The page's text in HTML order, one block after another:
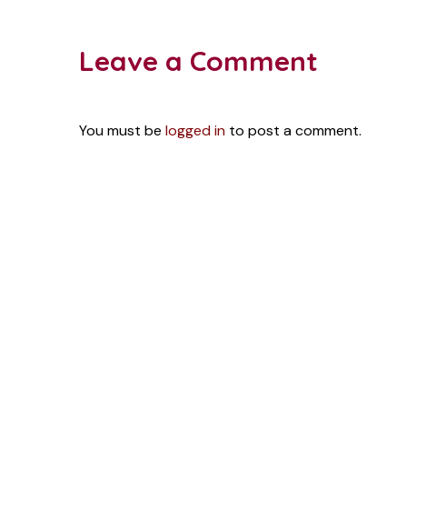
Leave a Comment
You must be logged in to post a comment.